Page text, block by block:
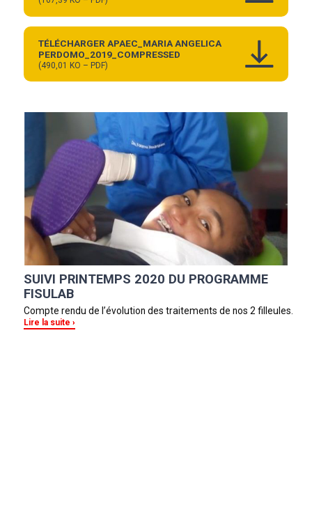
TÉLÉCHARGER APAEC_MARIA ANGELICA
PERDOMO_2019_COMPRESSED
(490,01 KO – PDF)
SUIVI PRINTEMPS 2020 DU PROGRAMME
FISULAB
Compte rendu de l’évolution des traitements de nos 2 filleules.
Lire la suite